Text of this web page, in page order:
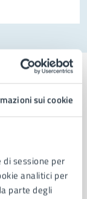
sui cookie
sessione per
analitici per
parte degli